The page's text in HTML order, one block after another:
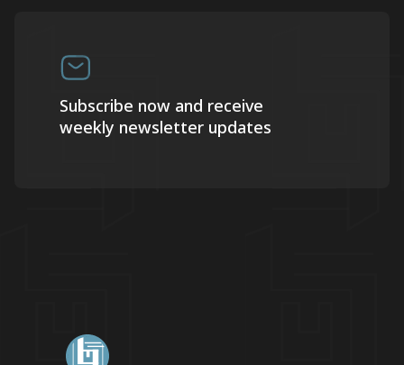
Subscribe now and receive
weekly newsletter updates